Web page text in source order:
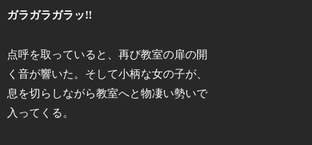
ガラガラガラッ!!
点呼を取っていると、再び教室の扉の開
く音が響いた。そして小柄な女の子が、
息を切らしながら教室へと物凄い勢いで
入ってくる。